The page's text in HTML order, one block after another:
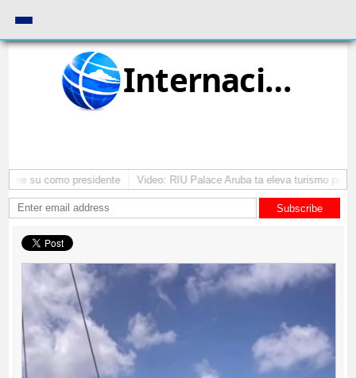
Internacional
su como presidente Video: RIU Palace Aruba ta eleva turismo
Subscribe